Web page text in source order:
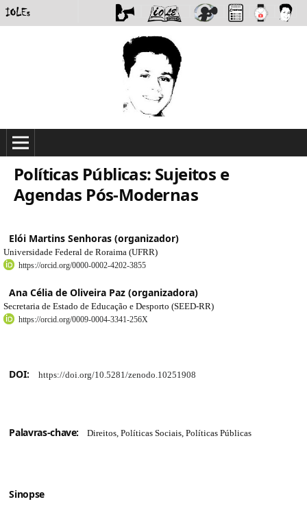
Políticas Públicas: Sujeitos e
Agendas Pós-Modernas
Elói Martins Senhoras (organizador)
Universidade Federal de Roraima (UFRR)
https://orcid.org/0000-0002-4202-3855
Ana Célia de Oliveira Paz (organizadora)
Secretaria de Estado de Educação e Desporto (SEED-RR)
https://orcid.org/0009-0004-3341-256X
DOI: https://doi.org/10.5281/zenodo.10251908
Palavras-chave: Direitos, Políticas Sociais, Políticas Públicas
Sinopse